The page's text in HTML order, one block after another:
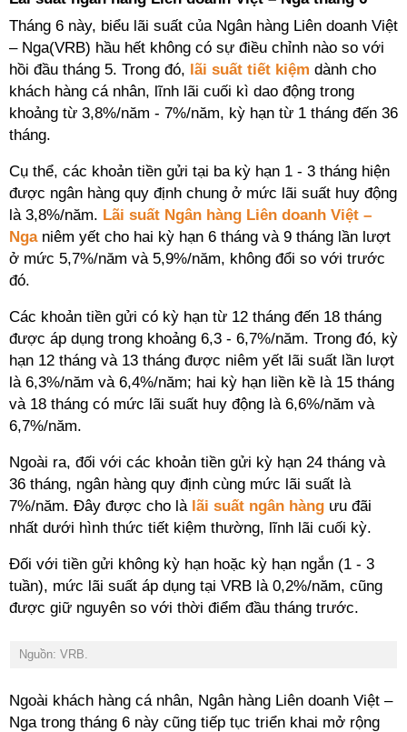
Tháng 6 này, biểu lãi suất của Ngân hàng Liên doanh Việt
– Nga(VRB) hầu hết không có sự điều chỉnh nào so với
hồi đầu tháng 5. Trong đó, lãi suất tiết kiệm dành cho
khách hàng cá nhân, lĩnh lãi cuối kì dao động trong
khoảng từ 3,8%/năm - 7%/năm, kỳ hạn từ 1 tháng đến 36
tháng.
Cụ thể, các khoản tiền gửi tại ba kỳ hạn 1 - 3 tháng hiện
được ngân hàng quy định chung ở mức lãi suất huy động
là 3,8%/năm. Lãi suất Ngân hàng Liên doanh Việt –
Nganiêm yết cho hai kỳ hạn 6 tháng và 9 tháng lần lượt
ở mức 5,7%/năm và 5,9%/năm, không đổi so với trước
đó.
Các khoản tiền gửi có kỳ hạn từ 12 tháng đến 18 tháng
được áp dụng trong khoảng 6,3 - 6,7%/năm. Trong đó, kỳ
hạn 12 tháng và 13 tháng được niêm yết lãi suất lần lượt
là 6,3%/năm và 6,4%/năm; hai kỳ hạn liền kề là 15 tháng
và 18 tháng có mức lãi suất huy động là 6,6%/năm và
6,7%/năm.
Ngoài ra, đối với các khoản tiền gửi kỳ hạn 24 tháng và
36 tháng, ngân hàng quy định cùng mức lãi suất là
7%/năm. Đây được cho là lãi suất ngân hàng ưu đãi
nhất dưới hình thức tiết kiệm thường, lĩnh lãi cuối kỳ.
Đối với tiền gửi không kỳ hạn hoặc kỳ hạn ngắn (1 - 3
tuần), mức lãi suất áp dụng tại VRB là 0,2%/năm, cũng
được giữ nguyên so với thời điểm đầu tháng trước.
Nguồn: VRB.
Ngoài khách hàng cá nhân, Ngân hàng Liên doanh Việt –
Nga trong tháng 6 này cũng tiếp tục triển khai mở rộng